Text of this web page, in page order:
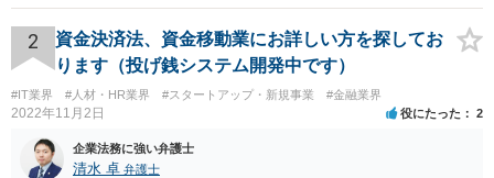
の他の法律事務を取り扱い、又はこれらの周旋をすることを業とする
ことができない。ただし、この法律又は他の法律に別段の定めがある
場合は、この限りでない。 で、自身がする場合だけでなく、弁護士で
ないものに、あっせんしたりすることも違法ですから、問題になるか
と思います。
2
資金決済法、資金移動業にお詳しい方を探してお
ります（投げ銭システム開発中です）
#IT業界 #人材・HR業界 #スタートアップ・新規事業 #金融業界
2022年11月2日 役にたった 2
企業法務に強い弁護士
清水 卓 弁護士